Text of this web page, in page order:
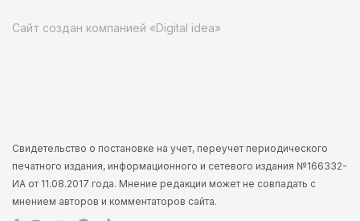
Сайт создан компанией «Digital idea»
Свидетельство о постановке на учет, переучет периодического
печатного издания, информационного и сетевого издания №166332-
ИА от 11.08.2017 года. Мнение редакции может не совпадать с
мнением авторов и комментаторов сайта.